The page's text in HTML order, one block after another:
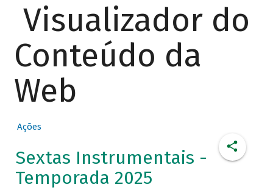
Visualizador do
Conteúdo da
Web
Ações
Sextas Instrumentais -
Temporada 2025